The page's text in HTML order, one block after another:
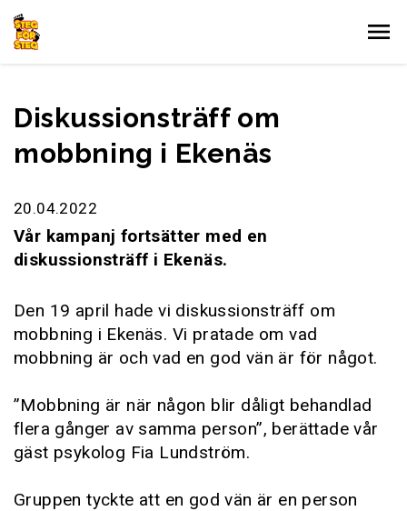
Gå till innehållet
Diskussionsträff om
mobbning i Ekenäs
20.04.2022
Vår kampanj fortsätter med en
diskussionsträff i Ekenäs.
Den 19 april hade vi diskussionsträff om
mobbning i Ekenäs. Vi pratade om vad
mobbning är och vad en god vän är för något.
”Mobbning är när någon blir dåligt behandlad
flera gånger av samma person”, berättade vår
gäst psykolog Fia Lundström.
Gruppen tyckte att en god vän är en person